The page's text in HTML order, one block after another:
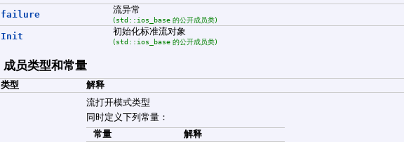
failure
流异常
(std::ios_base 的公开成员类)
Init 初始化标准流对象
(std::ios_base 的公开成员类)
成员类型和常量
类型 解释
流打开模式类型
同时定义下列常量：
常量
解释